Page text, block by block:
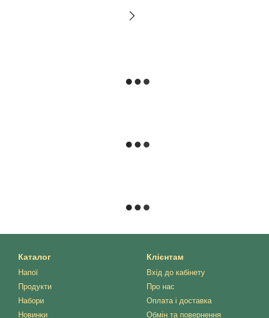
Каталог
Напої
Продукти
Набори
Новинки
Клієнтам
Вхід до кабінету
Про нас
Оплата і доставка
Обмін та повернення